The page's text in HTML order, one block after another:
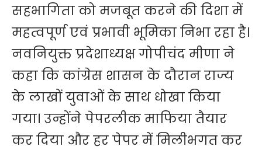
सहभागिता को मजबूत करने की दिशा में
महत्वपूर्ण एवं प्रभावी भूमिका निभा रहा है।
नवनियुक्त प्रदेशाध्यक्ष गोपीचंद मीणा ने
कहा कि कांग्रेस शासन के दौरान राज्य
के लाखों युवाओं के साथ धोखा किया
गया। उन्होंने पेपरलीक माफिया तैयार
कर दिया और हर पेपर में मिलीभगत कर